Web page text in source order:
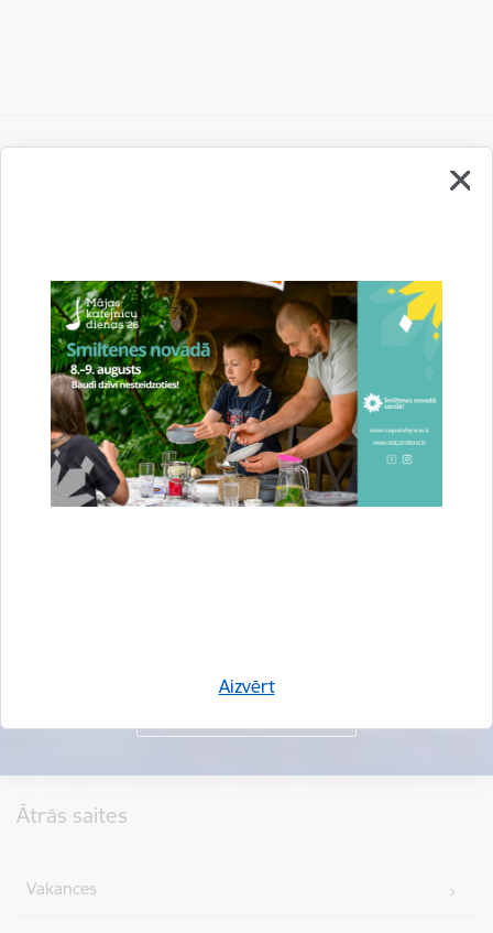
Aizvērt
Vai šī informācija bija noderīga?
Sniegt atsauksmi
Ātrās saites
Vakances